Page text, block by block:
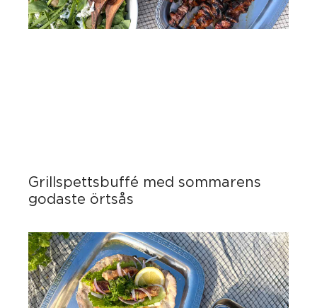
Grillspettsbuffé med sommarens
godaste örtsås